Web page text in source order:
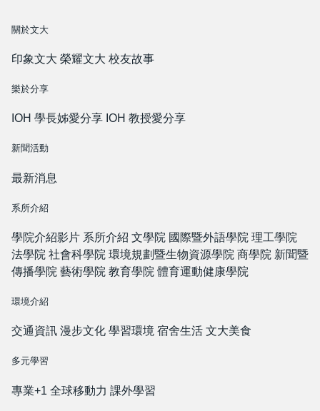
關於文大
印象文大 榮耀文大 校友故事
樂於分享
IOH 學長姊愛分享 IOH 教授愛分享
新聞活動
最新消息
系所介紹
學院介紹影片 系所介紹 文學院 國際暨外語學院 理工學院
法學院 社會科學院 環境規劃暨生物資源學院 商學院 新聞暨
傳播學院 藝術學院 教育學院 體育運動健康學院
環境介紹
交通資訊 漫步文化 學習環境 宿舍生活 文大美食
多元學習
專業+1 全球移動力 課外學習